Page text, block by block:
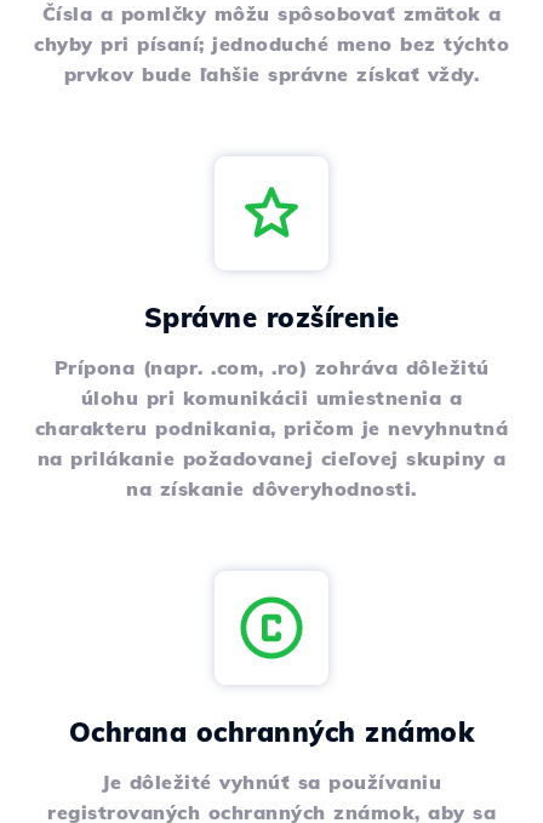
Čísla a pomlčky môžu spôsobovať zmätok a
chyby pri písaní; jednoduché meno bez týchto
prvkov bude ľahšie správne získať vždy.
Správne rozšírenie
Prípona (napr. .com, .ro) zohráva dôležitú
úlohu pri komunikácii umiestnenia a
charakteru podnikania, pričom je nevyhnutná
na prilákanie požadovanej cieľovej skupiny a
na získanie dôveryhodnosti.
Ochrana ochranných známok
Je dôležité vyhnúť sa používaniu
registrovaných ochranných známok, aby sa